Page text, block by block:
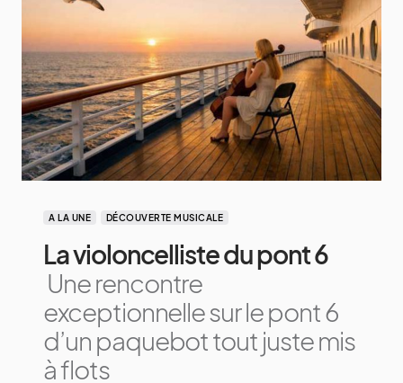
A LA UNE DÉCOUVERTE MUSICALE
La violoncelliste du pont 6
Une rencontre
exceptionnelle sur le pont 6
d’un paquebot tout juste mis
à flots